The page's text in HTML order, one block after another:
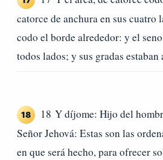
catorce de anchura en sus cuatro
codo el borde alrededor: y el
todos lados; y sus gradas estaban
18
18 Y díjome: Hijo del
Señor Jehová: Estas son las
en que será hecho, para ofrecer